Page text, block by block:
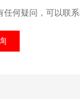
何疑问，可以联